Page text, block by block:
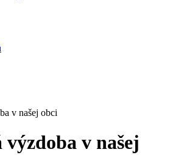
v našej obci
v našej